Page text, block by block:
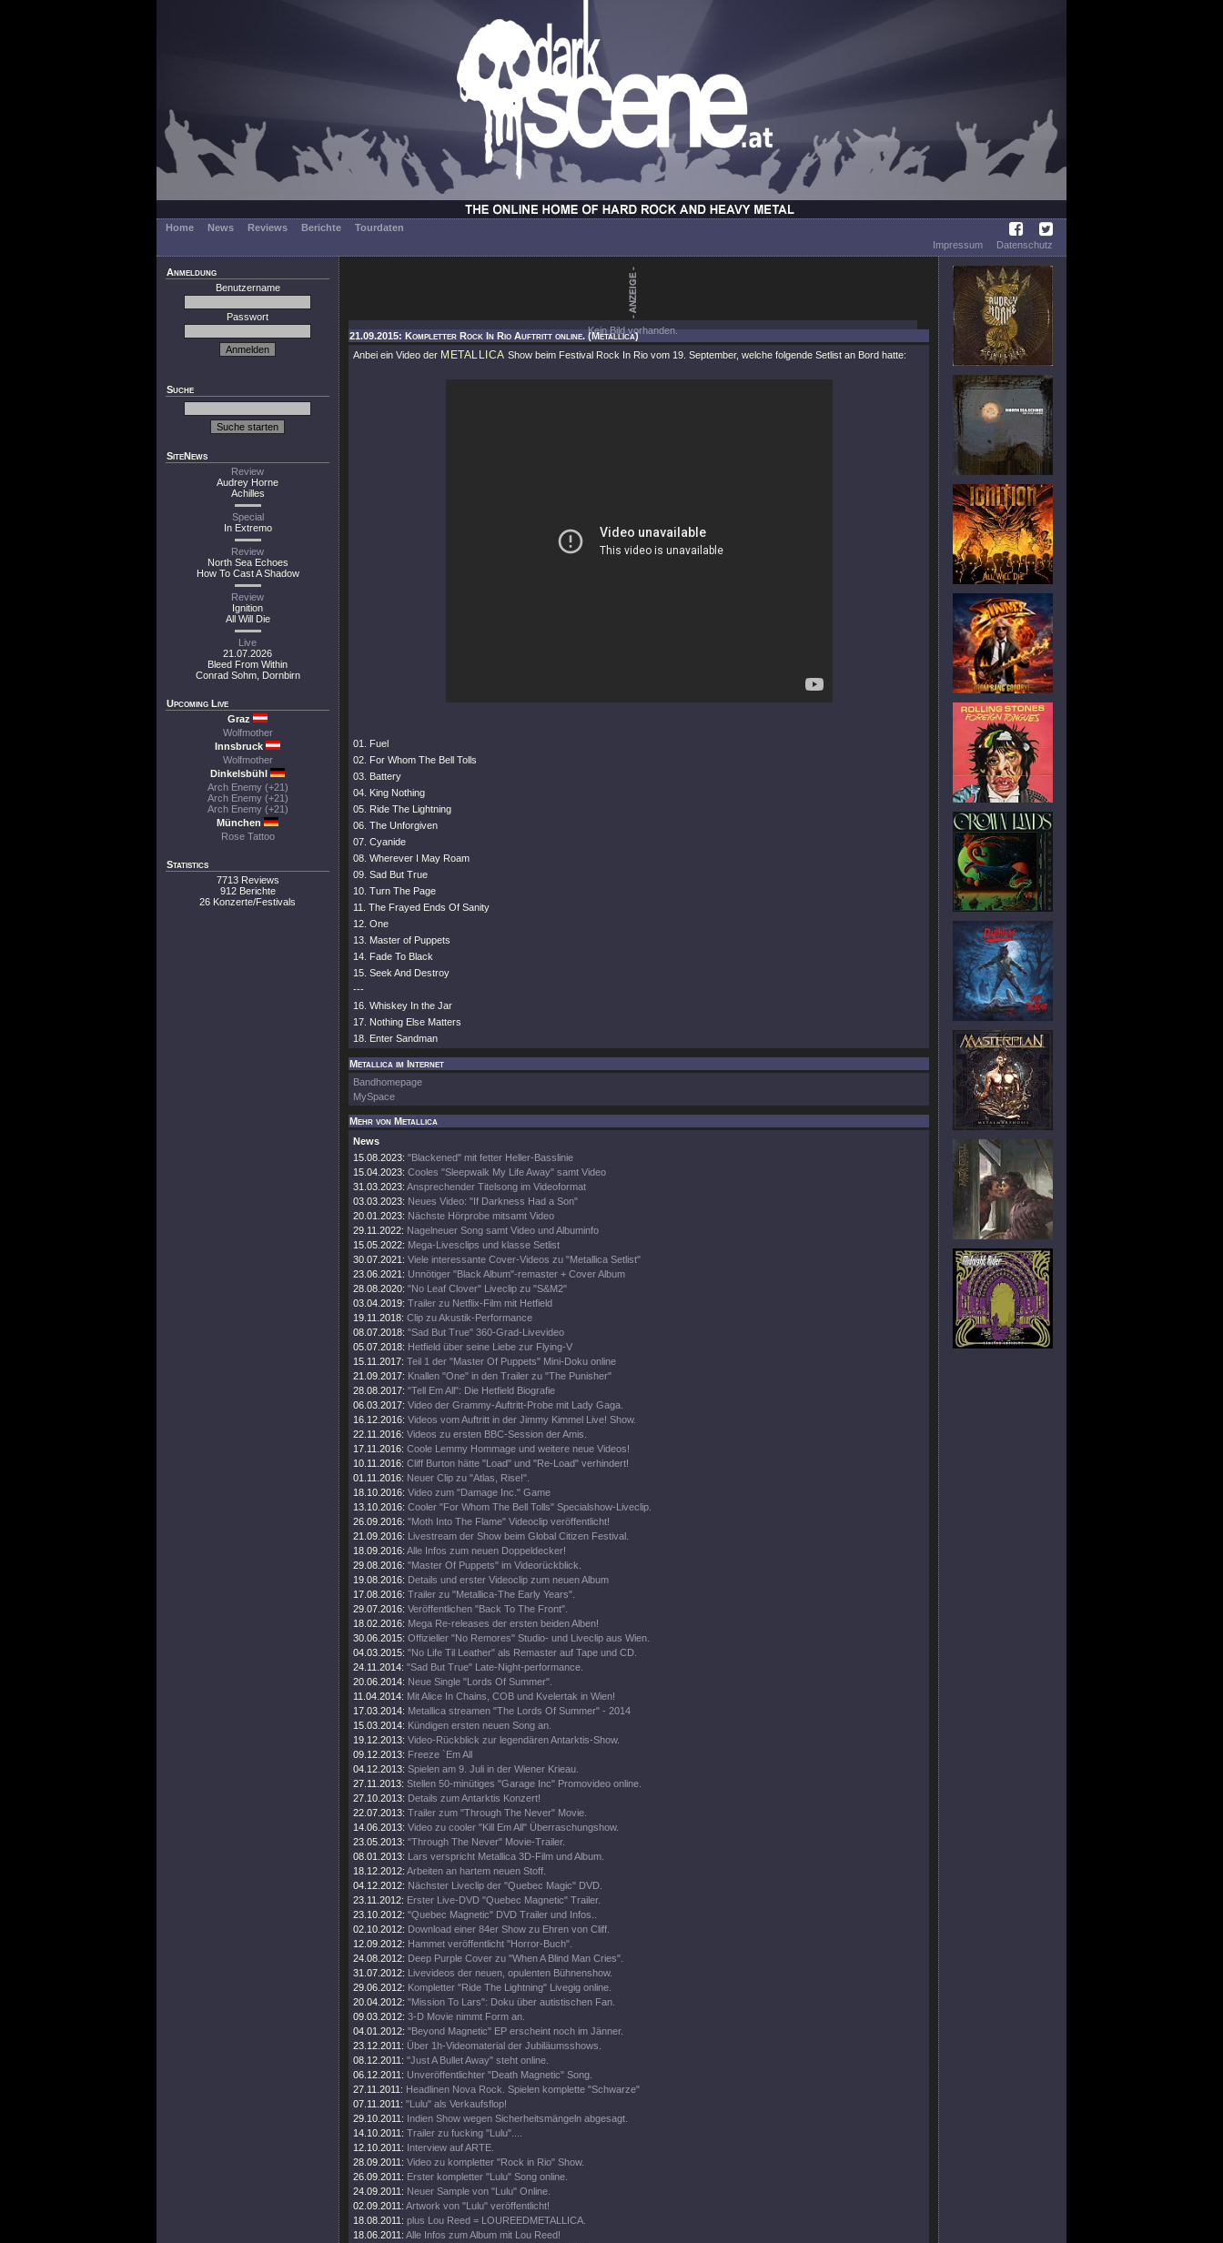
Home News Reviews Berichte
Tourdaten
Impressum
Datenschutz
Anmeldung
Benutzername
Passwort
Suche
SiteNews
Review
Audrey Horne
Achilles
Special
In Extremo
Review
North Sea Echoes
How To Cast A Shadow
Review
Ignition
All Will Die
Live
21.07.2026
Bleed From Within
Conrad Sohm, Dornbirn
Upcoming Live
Graz
Wolfmother
Innsbruck
Wolfmother
Dinkelsbühl
Arch Enemy (+21)
Arch Enemy (+21)
Arch Enemy (+21)
München
Rose Tattoo
Statistics
7713 Reviews
912 Berichte
26 Konzerte/Festivals
Kein Bild vorhanden.
21.09.2015: Kompletter Rock In Rio Auftritt online. (Metallica)
Anbei ein Video der METALLICA Show beim Festival Rock In Rio vom 19. September, welche folgende Setlist an Bord hatte:
01. Fuel
02. For Whom The Bell Tolls
03. Battery
04. King Nothing
05. Ride The Lightning
06. The Unforgiven
07. Cyanide
08. Wherever I May Roam
09. Sad But True
10. Turn The Page
11. The Frayed Ends Of Sanity
12. One
13. Master of Puppets
14. Fade To Black
15. Seek And Destroy
---
16. Whiskey In the Jar
17. Nothing Else Matters
18. Enter Sandman
Metallica im Internet
Bandhomepage
MySpace
Mehr von Metallica
News
15.08.2023: "Blackened" mit fetter Heller-Basslinie
15.04.2023: Cooles "Sleepwalk My Life Away" samt Video
31.03.2023: Ansprechender Titelsong im Videoformat
03.03.2023: Neues Video: "If Darkness Had a Son"
20.01.2023: Nächste Hörprobe mitsamt Video
29.11.2022: Nagelneuer Song samt Video und Albuminfo
15.05.2022: Mega-Livesclips und klasse Setlist
30.07.2021: Viele interessante Cover-Videos zu "Metallica Setlist"
23.06.2021: Unnötiger "Black Album"-remaster + Cover Album
28.08.2020: "No Leaf Clover" Liveclip zu "S&M2"
03.04.2019: Trailer zu Netflix-Film mit Hetfield
19.11.2018: Clip zu Akustik-Performance
08.07.2018: "Sad But True" 360-Grad-Livevideo
05.07.2018: Hetfield über seine Liebe zur Flying-V
15.11.2017: Teil 1 der "Master Of Puppets" Mini-Doku online
21.09.2017: Knallen "One" in den Trailer zu "The Punisher"
28.08.2017: "Tell Em All": Die Hetfield Biografie
06.03.2017: Video der Grammy-Auftritt-Probe mit Lady Gaga.
16.12.2016: Videos vom Auftritt in der Jimmy Kimmel Live! Show.
22.11.2016: Videos zu ersten BBC-Session der Amis.
17.11.2016: Coole Lemmy Hommage und weitere neue Videos!
10.11.2016: Cliff Burton hätte "Load" und "Re-Load" verhindert!
01.11.2016: Neuer Clip zu "Atlas, Rise!".
18.10.2016: Video zum "Damage Inc." Game
13.10.2016: Cooler "For Whom The Bell Tolls" Specialshow-Liveclip.
26.09.2016: "Moth Into The Flame" Videoclip veröffentlicht!
21.09.2016: Livestream der Show beim Global Citizen Festival.
18.09.2016: Alle Infos zum neuen Doppeldecker!
29.08.2016: "Master Of Puppets" im Videorückblick.
19.08.2016: Details und erster Videoclip zum neuen Album
17.08.2016: Trailer zu "Metallica-The Early Years".
29.07.2016: Veröffentlichen "Back To The Front".
18.02.2016: Mega Re-releases der ersten beiden Alben!
30.06.2015: Offizieller "No Remores" Studio- und Liveclip aus Wien.
04.03.2015: "No Life Til Leather" als Remaster auf Tape und CD.
24.11.2014: "Sad But True" Late-Night-performance.
20.06.2014: Neue Single "Lords Of Summer".
11.04.2014: Mit Alice In Chains, COB und Kvelertak in Wien!
17.03.2014: Metallica streamen "The Lords Of Summer" - 2014
15.03.2014: Kündigen ersten neuen Song an.
19.12.2013: Video-Rückblick zur legendären Antarktis-Show.
09.12.2013: Freeze `Em All
04.12.2013: Spielen am 9. Juli in der Wiener Krieau.
27.11.2013: Stellen 50-minütiges "Garage Inc" Promovideo online.
27.10.2013: Details zum Antarktis Konzert!
22.07.2013: Trailer zum "Through The Never" Movie.
14.06.2013: Video zu cooler "Kill Em All" Überraschungshow.
23.05.2013: "Through The Never" Movie-Trailer.
08.01.2013: Lars verspricht Metallica 3D-Film und Album.
18.12.2012: Arbeiten an hartem neuen Stoff.
04.12.2012: Nächster Liveclip der "Quebec Magic" DVD.
23.11.2012: Erster Live-DVD "Quebec Magnetic" Trailer.
23.10.2012: "Quebec Magnetic" DVD Trailer und Infos..
02.10.2012: Download einer 84er Show zu Ehren von Cliff.
12.09.2012: Hammet veröffentlicht "Horror-Buch".
24.08.2012: Deep Purple Cover zu "When A Blind Man Cries".
31.07.2012: Livevideos der neuen, opulenten Bühnenshow.
29.06.2012: Kompletter "Ride The Lightning" Livegig online.
20.04.2012: "Mission To Lars": Doku über autistischen Fan.
09.03.2012: 3-D Movie nimmt Form an.
04.01.2012: "Beyond Magnetic" EP erscheint noch im Jänner.
23.12.2011: Über 1h-Videomaterial der Jubiläumsshows.
08.12.2011: "Just A Bullet Away" steht online.
06.12.2011: Unveröffentlichter "Death Magnetic" Song.
27.11.2011: Headlinen Nova Rock. Spielen komplette "Schwarze"
07.11.2011: "Lulu" als Verkaufsflop!
29.10.2011: Indien Show wegen Sicherheitsmängeln abgesagt.
14.10.2011: Trailer zu fucking "Lulu"....
12.10.2011: Interview auf ARTE.
28.09.2011: Video zu kompletter "Rock in Rio" Show.
26.09.2011: Erster kompletter "Lulu" Song online.
24.09.2011: Neuer Sample von "Lulu" Online.
02.09.2011: Artwork von "Lulu" veröffentlicht!
18.08.2011: plus Lou Reed = LOUREEDMETALLICA.
18.06.2011: Alle Infos zum Album mit Lou Reed!